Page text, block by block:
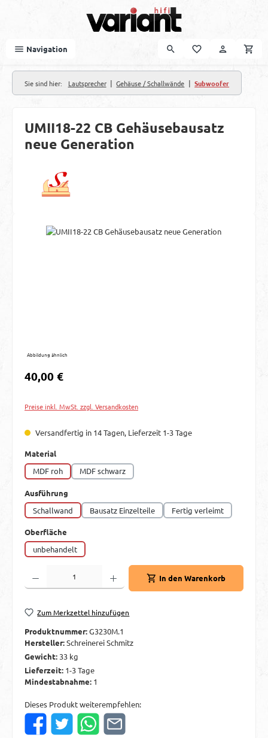
Navigation
Sie sind hier: Lautsprecher | Gehäuse / Schallwände | Subwoofer
UMII18-22 CB Gehäusebausatz
neue Generation
Bildergalerie überspringen
Abbildung ähnlich
Regulärer Preis:
40,00 €
Preise inkl. MwSt. zzgl. Versandkosten
Versandfertig in 14 Tagen, Lieferzeit 1-3 Tage
Material
MDF roh
MDF schwarz
Ausführung
Schallwand
Bausatz Einzelteile Fertig verleimt
Oberfläche
unbehandelt
Produkt Anzahl: Gib den gewünschten Wert ein oder benutze die Schaltflächen
In den Warenkorb
Zum Merkzettel hinzufügen
Produktnummer:G3230M.1
Hersteller:Schreinerei Schmitz
Gewicht: 33 kg
Lieferzeit: 1-3 Tage
Mindestabnahme: 1
Dieses Produkt weiterempfehlen: